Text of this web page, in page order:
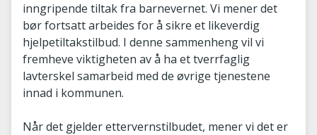
inngripende tiltak fra barnevernet. Vi mener det
bør fortsatt arbeides for å sikre et likeverdig
hjelpetiltakstilbud. I denne sammenheng vil vi
fremheve viktigheten av å ha et tverrfaglig
lavterskel samarbeid med de øvrige tjenestene
innad i kommunen.
Når det gjelder ettervernstilbudet, mener vi det er